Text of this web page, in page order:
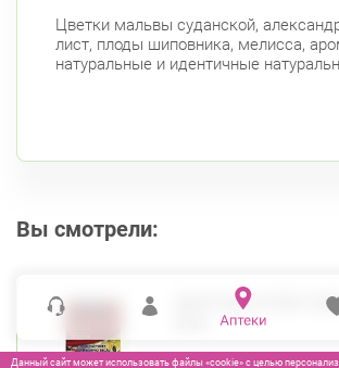
Цветки мальвы суданской,
лист, плоды шиповника, мелисса,
натуральные и идентичные
Вы смотрели:
ФИТОЧАЙ СУПЕР
Данный сайт может использовать файлы «cookie» с целью